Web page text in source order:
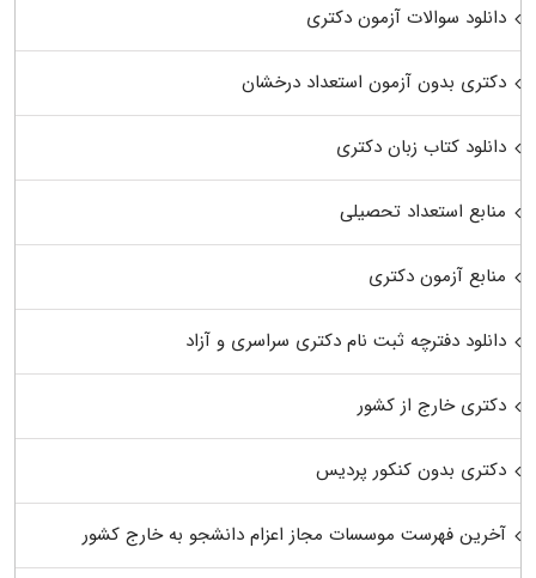
دانلود سوالات آزمون دکتری
دکتری بدون آزمون استعداد درخشان
دانلود کتاب زبان دکتری
منابع استعداد تحصیلی
منابع آزمون دکتری
دانلود دفترچه ثبت نام دکتری سراسری و آزاد
دکتری خارج از کشور
دکتری بدون کنکور پردیس
آخرین فهرست موسسات مجاز اعزام دانشجو به خارج کشور